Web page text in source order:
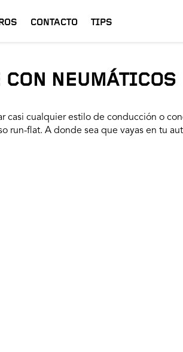
CONTACTO TIPS
NEUMÁTICOS
cualquier estilo de conducción o
flat. A donde sea que vayas en tu